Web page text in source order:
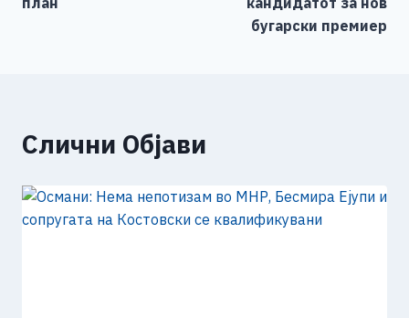
бугарски премиер
Слични Објави